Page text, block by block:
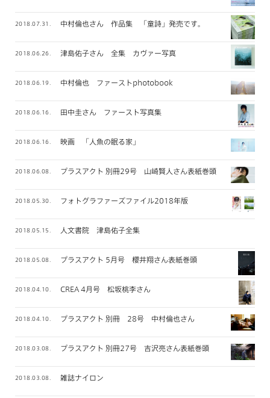
2018.07.31. 中村倫也さん 作品集 「童詩」発売です。
2018.06.26. 津島佑子さん 全集 カヴァー写真
2018.06.19. 中村倫也 ファーストphotobook
2018.06.16. 田中圭さん ファースト写真集
2018.06.16. 映画 「人魚の眠る家」
2018.06.08. プラスアクト 別冊29号 山崎賢人さん表紙巻頭
2018.05.30. フォトグラファーズファイル2018年版
2018.05.15. 人文書院 津島佑子全集
2018.05.08. プラスアクト 5月号 櫻井翔さん表紙巻頭
2018.04.10. CREA 4月号 松坂桃李さん
2018.04.10. プラスアクト 別冊 28号 中村倫也さん
2018.03.08. プラスアクト 別冊27号 吉沢亮さん表紙巻頭
2018.03.08. 雑誌ナイロン